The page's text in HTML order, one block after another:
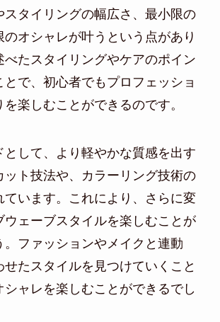
スタイリングの幅広さ、最小限の
のオシャレが叶うという点があり
べたスタイリングやケアのポイン
とで、初心者でもプロフェッショ
楽しむことができるのです。
として、より軽やかな質感を出す
ット技法や、カラーリング技術の
ています。これにより、さらに変
ウェーブスタイルを楽しむことが
。ファッションやメイクと連動
せたスタイルを見つけていくこと
シャレを楽しむことができるでし